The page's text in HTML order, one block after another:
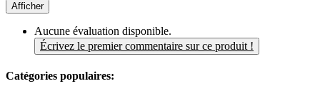
Afficher
Aucune évaluation disponible.
Écrivez le premier commentaire sur ce produit !
Catégories populaires: